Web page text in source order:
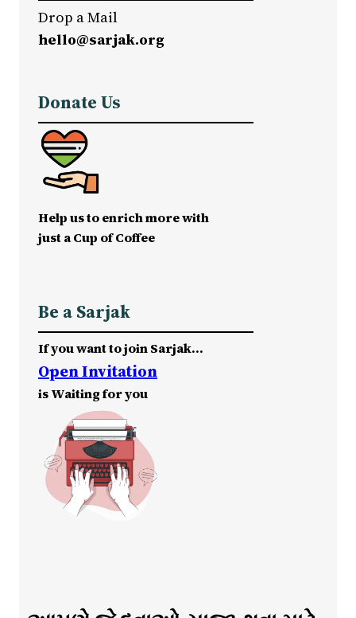
Drop a Mail
hello@sarjak.org
Donate Us
Help us to enrich more with
just a Cup of Coffee
Be a Sarjak
If you want to join Sarjak…
Open Invitation
is Waiting for you